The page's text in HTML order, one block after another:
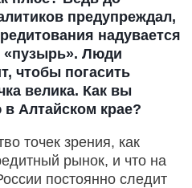
предупреждал,
надувается
«пузырь». Люди
чтобы погасить
велика. Как вы
Алтайском крае?
точек зрения, как
рынок, и что на
постоянно следит